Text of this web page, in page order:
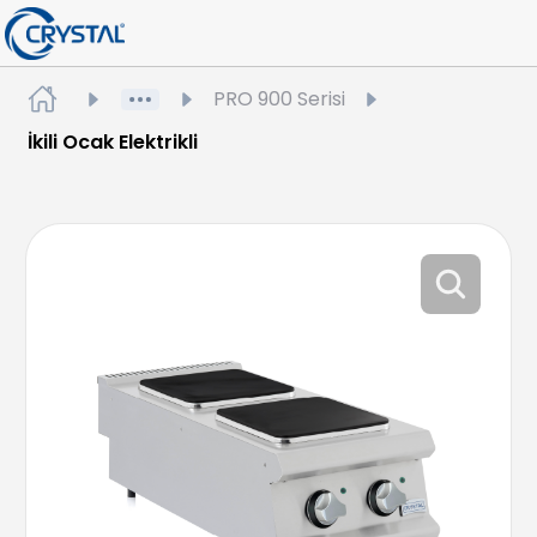
PRO 900 Serisi
İkili Ocak Elektrikli